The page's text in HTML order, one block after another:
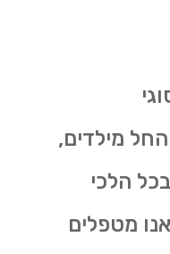
החל מילדים,
הלכי
מטפלים